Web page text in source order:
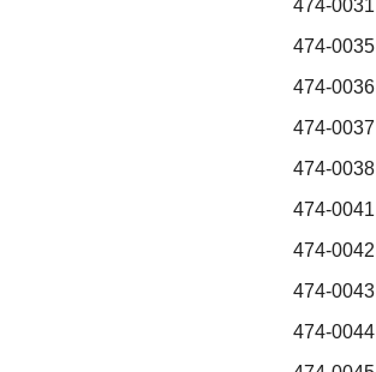
474-0031
474-0035
474-0036
474-0037
474-0038
474-0041
474-0042
474-0043
474-0044